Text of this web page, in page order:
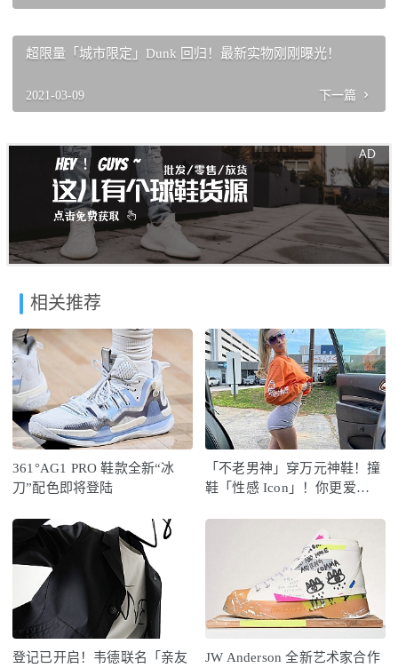
超限量「城市限定」Dunk 回归！最新实物刚刚曝光！
2021-03-09 下一篇
相关推荐
361°AG1 PRO 鞋款全新“冰
刀”配色即将登陆
「不老男神」穿万元神鞋！撞
鞋「性感 Icon」！你更爱…
登记已开启！韦德联名「亲友
JW Anderson 全新艺术家合作